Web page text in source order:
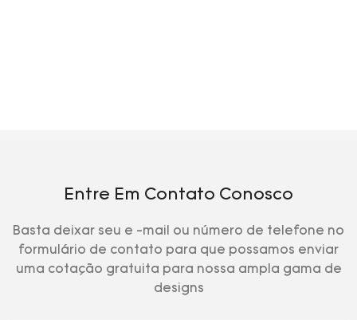
Entre Em Contato Conosco
Basta deixar seu e -mail ou número de telefone no
formulário de contato para que possamos enviar
uma cotação gratuita para nossa ampla gama de
designs